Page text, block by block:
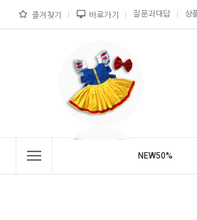
즐겨찾기 바로가기 질문과대답 상
NEW50%